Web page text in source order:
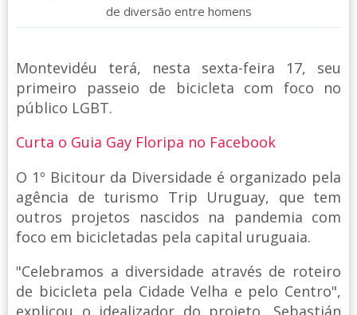
de diversão entre homens
Montevidéu terá, nesta sexta-feira 17, seu
primeiro passeio de bicicleta com foco no
público LGBT.
Curta o Guia Gay Floripa no Facebook
O 1º Bicitour da Diversidade é organizado pela
agência de turismo Trip Uruguay, que tem
outros projetos nascidos na pandemia com
foco em bicicletadas pela capital uruguaia.
"Celebramos a diversidade através de roteiro
de bicicleta pela Cidade Velha e pelo Centro",
explicou o idealizador do projeto, Sebastián